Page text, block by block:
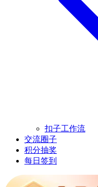
扣子工作流
交流圈子
积分抽奖
每日签到